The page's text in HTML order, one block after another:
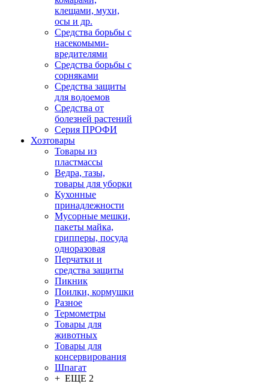
клещами, мухи,
осы и др.
Средства борьбы с
насекомыми-
вредителями
Средства борьбы с
сорняками
Средства защиты
для водоемов
Средства от
болезней растений
Серия ПРОФИ
Хозтовары
Товары из
пластмассы
Ведра, тазы,
товары для уборки
Кухонные
принадлежности
Мусорные мешки,
пакеты майка,
грипперы, посуда
одноразовая
Перчатки и
средства защиты
Пикник
Поилки, кормушки
Разное
Термометры
Товары для
животных
Товары для
консервирования
Шпагат
+ ЕЩЕ 2